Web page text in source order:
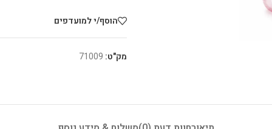
הוסף/י למועדפים
מק"ט: 71009